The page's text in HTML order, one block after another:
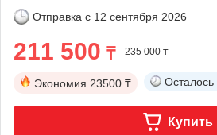
Отправка с 12 сентября 2026
211 500 ₸ 235 000 ₸
Экономия 23500 ₸ Осталось
Купить